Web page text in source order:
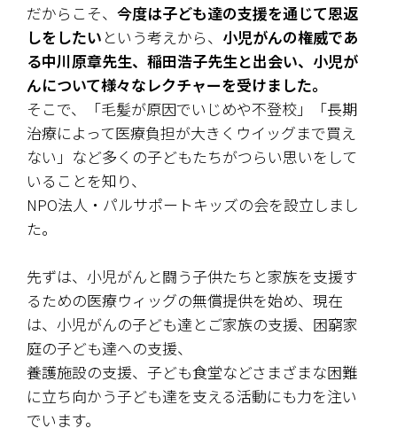
だからこそ、 今度は子ども達の支援を通じて恩返
しをしたい という考えから、 小児がんの権威であ
る中川原章先生、稲田浩子先生と出会い、小児が
んについて様々なレクチャーを受けました。
そこで、「毛髪が原因でいじめや不登校」「長期
治療によって医療負担が大きくウイッグまで買え
ない」など多くの子どもたちがつらい思いをして
いることを知り、
NPO法人・パルサポートキッズの会を設立しまし
た。
先ずは、小児がんと闘う子供たちと家族を支援す
るための医療ウィッグの無償提供を始め、現在
は、小児がんの子ども達とご家族の支援、困窮家
庭の子ども達への支援、
養護施設の支援、子ども食堂などさまざまな困難
に立ち向かう子ども達を支える活動にも力を注い
でいます。